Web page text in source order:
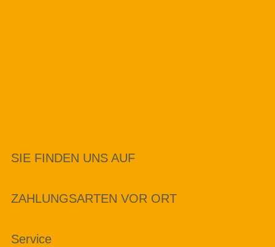
SIE FINDEN UNS AUF
ZAHLUNGSARTEN VOR ORT
Service